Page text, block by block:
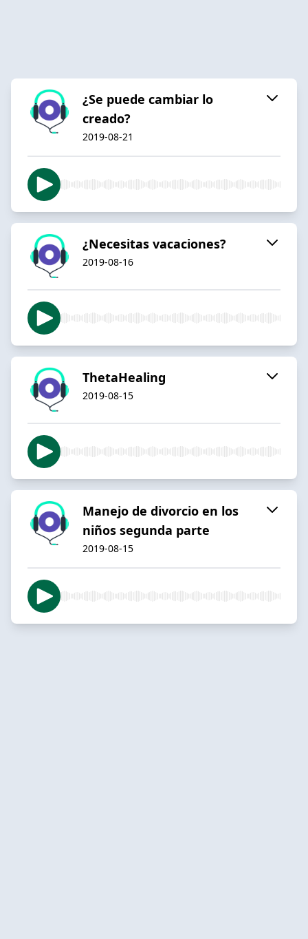
¿Se puede cambiar lo
creado?
2019-08-21
¿Necesitas vacaciones?
2019-08-16
ThetaHealing
2019-08-15
Manejo de divorcio en los
niños segunda parte
2019-08-15